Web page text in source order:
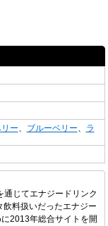
ー、 ブルーベリー、
ラ
じてエナジードリンク
料扱いだったエナジー
2013年総合サイトを開